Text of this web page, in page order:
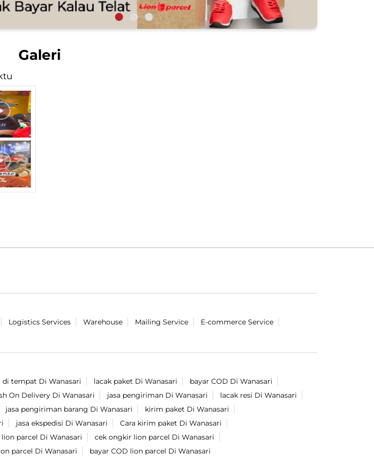
Galeri
Logistics Services Warehouse Mailing Service
E-commerce Service
tempat Di Wanasari lacak paket Di Wanasari
bayar COD Di Wanasari
On Delivery Di Wanasari jasa pengiriman Di Wanasari
lacak resi Di Wanasari
jasa pengiriman barang Di Wanasari
kirim paket Di Wanasari
jasa ekspedisi Di Wanasari
Cara kirim paket Di Wanasari
parcel Di Wanasari
cek ongkir lion parcel Di Wanasari
parcel Di Wanasari bayar COD lion parcel Di Wanasari